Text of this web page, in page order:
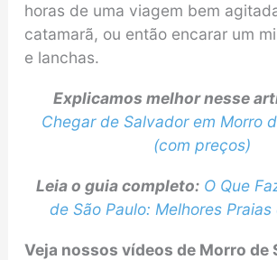
horas de uma viagem bem
catamarã, ou então encarar um
e lanchas.
Explicamos melhor nesse
Chegar de Salvador em Morro
(com preços)
Leia o guia completo: O Que
de São Paulo: Melhores Praias
Veja nossos vídeos de Morro de